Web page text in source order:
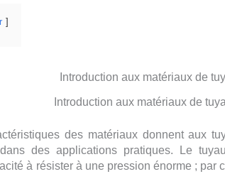
Introduction aux matériaux de
des matériaux donnent aux
des applications pratiques. Le
à résister à une pression énorme ; par